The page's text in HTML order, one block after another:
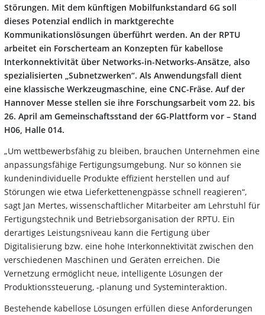
Störungen. Mit dem künftigen Mobilfunkstandard 6G soll
dieses Potenzial endlich in marktgerechte
Kommunikationslösungen überführt werden. An der RPTU
arbeitet ein Forscherteam an Konzepten für kabellose
Interkonnektivität über Networks-in-Networks-Ansätze, also
spezialisierten „Subnetzwerken“. Als Anwendungsfall dient
eine klassische Werkzeugmaschine, eine CNC-Fräse. Auf der
Hannover Messe stellen sie ihre Forschungsarbeit vom 22. bis
26. April am Gemeinschaftsstand der 6G-Plattform vor – Stand
H06, Halle 014.
„Um wettbewerbsfähig zu bleiben, brauchen Unternehmen eine
anpassungsfähige Fertigungsumgebung. Nur so können sie
kundenindividuelle Produkte effizient herstellen und auf
Störungen wie etwa Lieferkettenengpässe schnell reagieren“,
sagt Jan Mertes, wissenschaftlicher Mitarbeiter am Lehrstuhl für
Fertigungstechnik und Betriebsorganisation der RPTU. Ein
derartiges Leistungsniveau kann die Fertigung über
Digitalisierung bzw. eine hohe Interkonnektivität zwischen den
verschiedenen Maschinen und Geräten erreichen. Die
Vernetzung ermöglicht neue, intelligente Lösungen der
Produktionssteuerung, -planung und Systeminteraktion.
Bestehende kabellose Lösungen erfüllen diese Anforderungen